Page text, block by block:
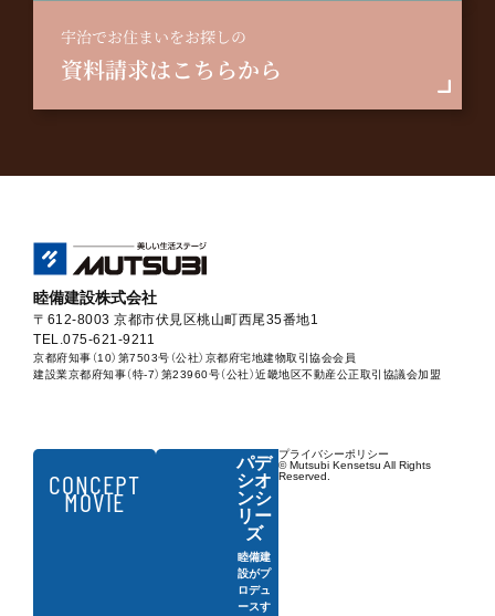
睦備建設株式会社
〒612-8003 京都市伏見区桃山町西尾35番地1
TEL.075-621-9211
京都府知事（10）第7503号（公社）京都府宅地建物取引協会会員
建設業京都府知事（特-7）第23960号（公社）近畿地区不動産公正取引協議会加盟
CONCEPT
MOVIE
パデ
シオ
ンシ
リー
ズ
睦備建
設がプ
ロデュ
ースす
プライバシーポリシー
© Mutsubi Kensetsu All Rights
Reserved.